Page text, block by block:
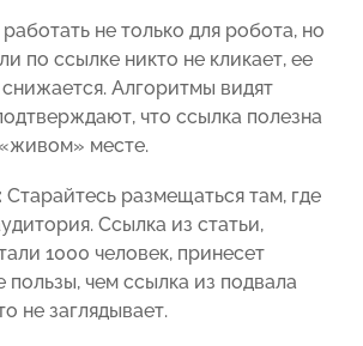
не только для робота, но
по ссылке никто не кликает, ее
Алгоритмы видят
что ссылка полезна
месте.
Старайтесь размещаться там, где
Ссылка из статьи,
1000 человек, принесет
пользы, чем ссылка из подвала
не заглядывает.